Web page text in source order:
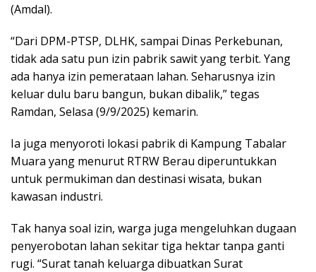
(Amdal).
“Dari DPM-PTSP, DLHK, sampai Dinas Perkebunan,
tidak ada satu pun izin pabrik sawit yang terbit. Yang
ada hanya izin pemerataan lahan. Seharusnya izin
keluar dulu baru bangun, bukan dibalik,” tegas
Ramdan, Selasa (9/9/2025) kemarin.
Ia juga menyoroti lokasi pabrik di Kampung Tabalar
Muara yang menurut RTRW Berau diperuntukkan
untuk permukiman dan destinasi wisata, bukan
kawasan industri.
Tak hanya soal izin, warga juga mengeluhkan dugaan
penyerobotan lahan sekitar tiga hektar tanpa ganti
rugi. “Surat tanah keluarga dibuatkan Surat